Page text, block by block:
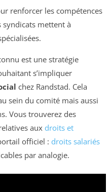
renforcer les compétences
mettent à
est une stratégie
s’impliquer
chez Randstad. Cela
sein du comité mais aussi
Vous trouverez des
aux droits et
officiel : droits salariés
par analogie.